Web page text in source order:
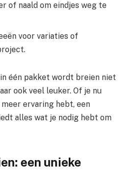
of naald om eindjes weg te
voor variaties of
één pakket wordt breien niet
ook veel leuker. Of je nu
ervaring hebt, een
alles wat je nodig hebt om
een unieke